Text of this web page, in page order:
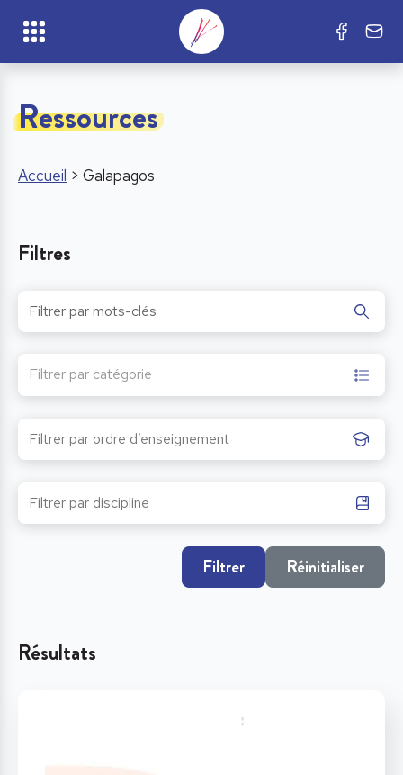
Ressources
Accueil > Galapagos
Filtres
Filtrer par catégorie
Filtrer Réinitialiser
Résultats